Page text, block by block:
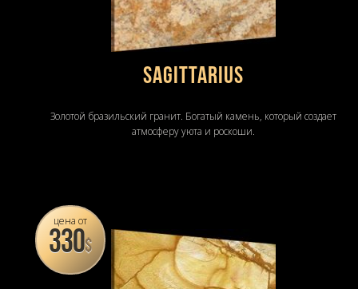
SAGITTARIUS
Золотой бразильский гранит. Богатый камень, который создает
атмосферу уюта и роскоши.
цена от
330$